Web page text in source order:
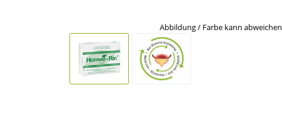
Abbildung / Farbe kann abweichen